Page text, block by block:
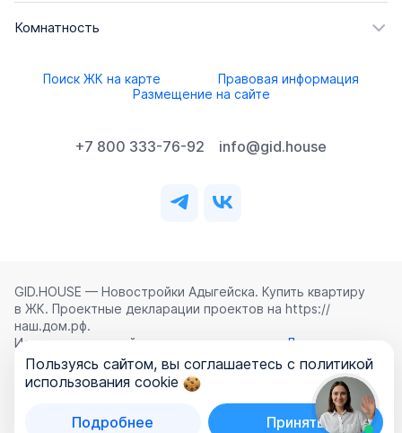
Комнатность
Поиск ЖК на карте
Правовая информация
Размещение на сайте
+7 800 333-76-92 info@gid.house
GID.HOUSE — Новостройки Адыгейска. Купить квартиру
в ЖК. Проектные декларации проектов на https://
наш.дом.рф.
Использование сайта означает согласие с
Лицензионным
соглашением
,Политикой конфиденциальностии
Политикой обработки персональных данных
ООО «ГИД.ХАУЗ»
Пользуясь сайтом, вы соглашаетесь с политикой
использования cookie
Подробнее Принять